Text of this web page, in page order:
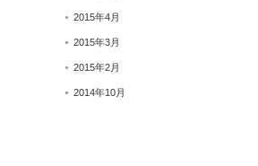
2015年4月
2015年3月
2015年2月
2014年10月